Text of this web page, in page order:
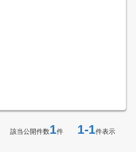
該当公開件数1件 1-1件表示